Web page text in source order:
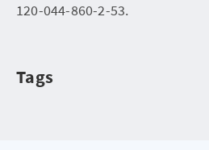
120-044-860-2-53.
Tags